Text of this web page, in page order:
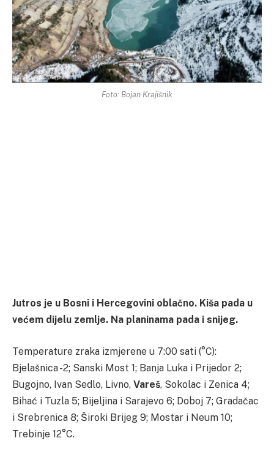
Foto: Bojan Krajišnik
Jutros je u Bosni i Hercegovini oblačno. Kiša pada u
većem dijelu zemlje. Na planinama pada i snijeg.
Temperature zraka izmjerene u 7:00 sati (°C):
Bjelašnica -2; Sanski Most 1; Banja Luka i Prijedor 2;
Bugojno, Ivan Sedlo, Livno, Vareš, Sokolac i Zenica 4;
Bihać i Tuzla 5; Bijeljina i Sarajevo 6; Doboj 7; Gradačac
i Srebrenica 8; Široki Brijeg 9; Mostar i Neum 10;
Trebinje 12°C.